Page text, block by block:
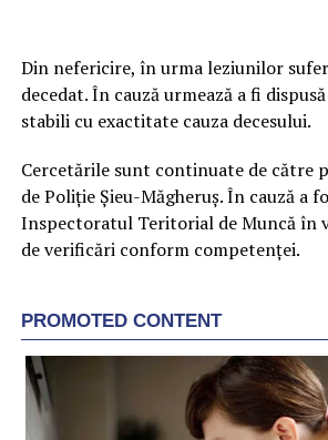
Din nefericire, în urma leziunilor
decedat. În cauză urmează a fi
stabili cu exactitate cauza decesului.
Cercetările sunt continuate de către
de Poliție Șieu-Măgheruș. În cauză a
Inspectoratul Teritorial de Muncă în
de verificări conform competenței.